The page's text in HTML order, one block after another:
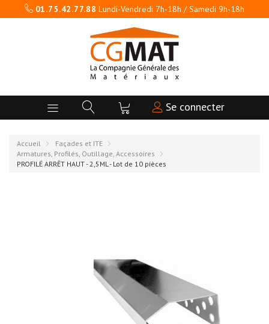
01.75.42.77.88 Lundi-Vendredi 7h-18h / Samedi 9h-18h
Se connecter
Accueil
Façades et ITE
Armatures, Profilés, Outillage, Accessoires
PROFILÉ ARRÊT HAUT - 2,5ML - Lot de 10 pièces